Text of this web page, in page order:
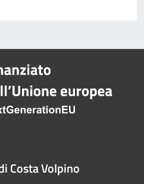
Costa Volpino